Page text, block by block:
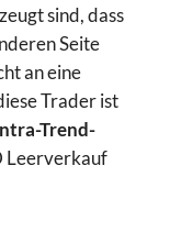
sind, dass
Seite
an eine
Trader ist
Trend-
Leerverkauf